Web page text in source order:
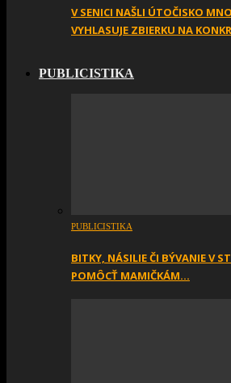
V SENICI NAŠLI ÚTOČISKO
VYHLASUJE ZBIERKU NA
PUBLICISTIKA
PUBLICISTIKA
BITKY, NÁSILIE ČI BÝVANIE V
POMÔCŤ MAMIČKÁM…